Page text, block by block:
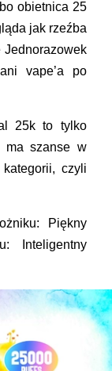
obietnica 25
jak rzeźba
Jednorazowek
vape’a po
25k to tylko
ma szanse w
czyli
Piękny
Inteligentny